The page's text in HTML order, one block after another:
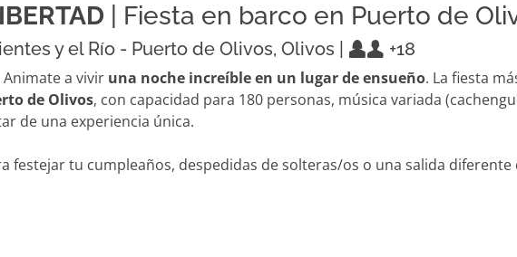
| Fiesta en barco en Puerto de
y el Río - Puerto de Olivos, Olivos | +18
a vivir una noche increíble en un lugar de ensueño. La fiesta
de Olivos, con capacidad para 180 personas, música variada
de una experiencia única.
festejar tu cumpleaños, despedidas de solteras/os o una salida diferente